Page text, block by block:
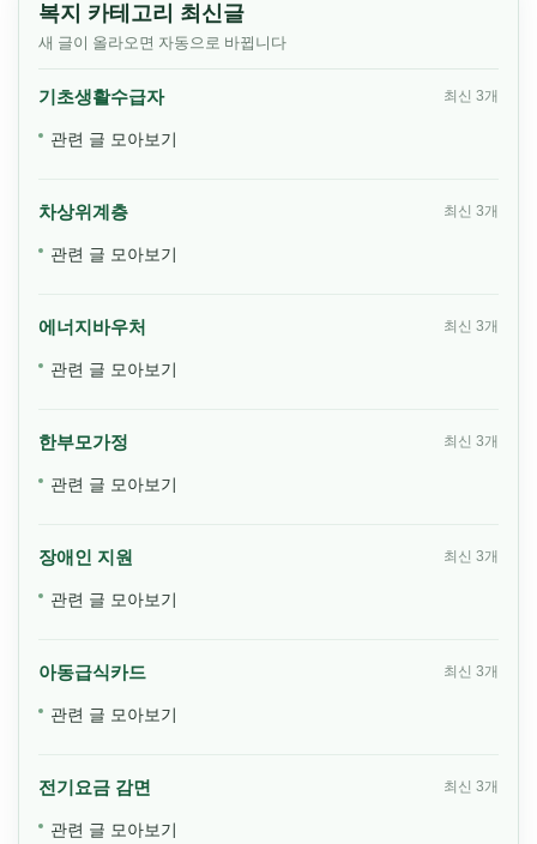
복지 카테고리 최신글
새 글이 올라오면 자동으로 바뀝니다
기초생활수급자 최신 3개
관련 글 모아보기
차상위계층 최신 3개
관련 글 모아보기
에너지바우처 최신 3개
관련 글 모아보기
한부모가정 최신 3개
관련 글 모아보기
장애인 지원 최신 3개
관련 글 모아보기
아동급식카드 최신 3개
관련 글 모아보기
전기요금 감면 최신 3개
관련 글 모아보기